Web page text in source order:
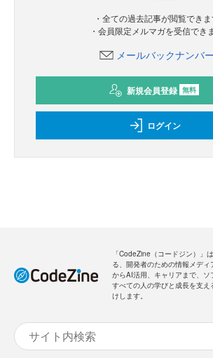
・全ての過去記事が閲覧でき
・会員限定メルマガを受信でき
メールバックナンバー
新規会員登録 無料
ログイン
「CodeZine（コードジン）」
る、開発者のための情報メデ
からAI活用、キャリアまで、
すべての人の学びと成長を支
けします。